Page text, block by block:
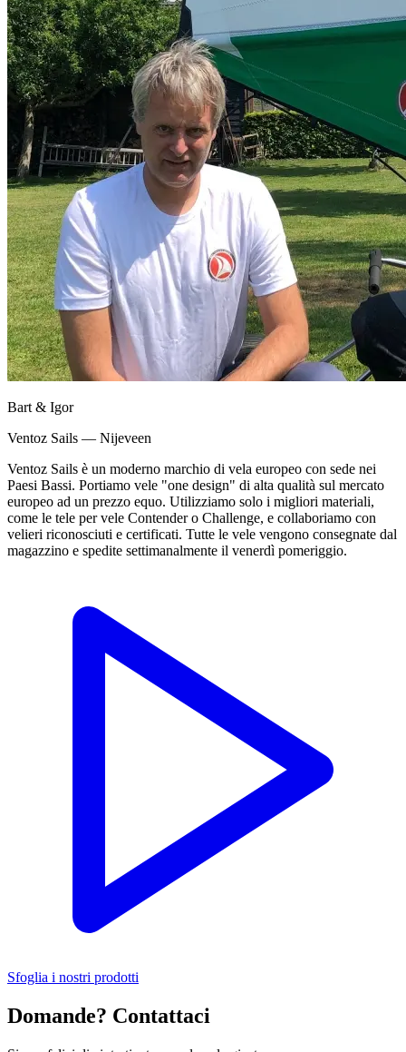
Bart & Igor
Ventoz Sails — Nijeveen
Ventoz Sails è un moderno marchio di vela europeo con sede nei
Paesi Bassi. Portiamo vele "one design" di alta qualità sul mercato
europeo ad un prezzo equo. Utilizziamo solo i migliori materiali,
come le tele per vele Contender o Challenge, e collaboriamo con
velieri riconosciuti e certificati. Tutte le vele vengono consegnate dal
magazzino e spedite settimanalmente il venerdì pomeriggio.
Sfoglia i nostri prodotti
Domande? Contattaci